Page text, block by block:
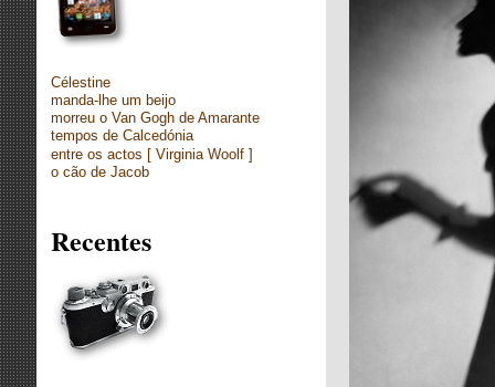
Célestine
manda-lhe um beijo
morreu o Van Gogh de Amarante
tempos de Calcedónia
entre os actos [ Virginia Woolf ]
o cão de Jacob
Recentes